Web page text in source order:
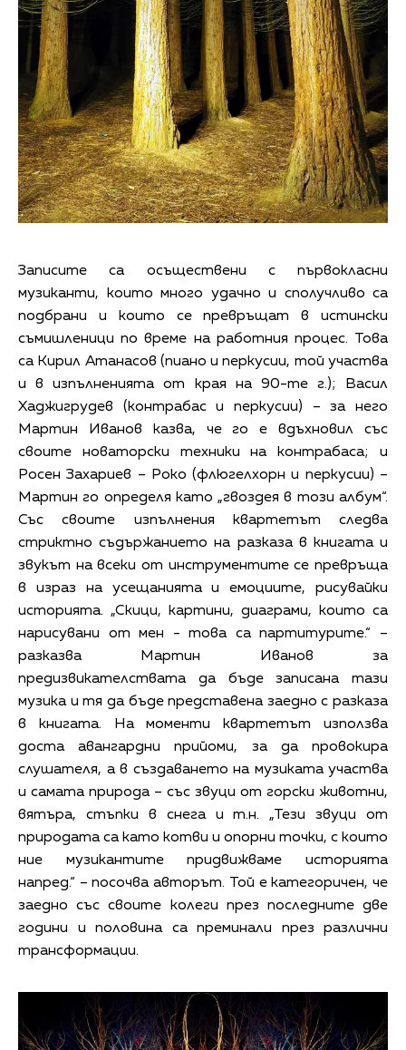
Записите са осъществени с първокласни
музиканти, които много удачно и сполучливо са
подбрани и които се превръщат в истински
съмишленици по време на работния процес. Това
са Кирил Атанасов (пиано и перкусии, той участва
и в изпълненията от края на 90-те г.); Васил
Хаджигрудев (контрабас и перкусии) – за него
Мартин Иванов казва, че го е вдъхновил със
своите новаторски техники на контрабаса; и
Росен Захариев – Роко (флюгелхорн и перкусии) –
Мартин го определя като „гвоздея в този албум“.
Със своите изпълнения квартетът следва
стриктно съдържанието на разказа в книгата и
звукът на всеки от инструментите се превръща
в израз на усещанията и емоциите, рисувайки
историята. „Скици, картини, диаграми, които са
нарисувани от мен - това са партитурите.“ –
разказва Мартин Иванов за
предизвикателствата да бъде записана тази
музика и тя да бъде представена заедно с разказа
в книгата. На моменти квартетът използва
доста авангардни прийоми, за да провокира
слушателя, а в създаването на музиката участва
и самата природа – със звуци от горски животни,
вятъра, стъпки в снега и т.н. „Тези звуци от
природата са като котви и опорни точки, с които
ние музикантите придвижваме историята
напред.“ – посочва авторът. Той е категоричен, че
заедно със своите колеги през последните две
години и половина са преминали през различни
трансформации.